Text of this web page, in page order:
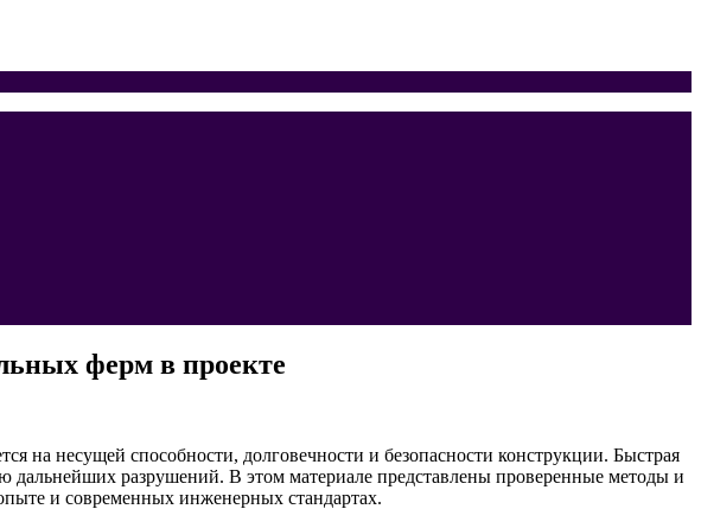
ферм в проекте
на несущей способности, долговечности и безопасности конструкции. Быстрая
разрушений. В этом материале представлены проверенные методы и
и современных инженерных стандартах.